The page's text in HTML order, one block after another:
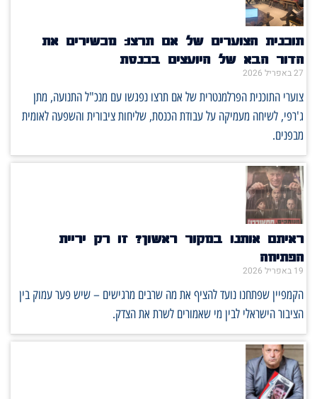
תוכנית הצוערים של אם תרצו: מכשירים את
הדור הבא של היועצים בכנסת
27 באפריל 2026
צוערי התוכנית הפרלמנטרית של אם תרצו נפגשו עם מנכ"ל התנועה, מתן
ג'רפי, לשיחה מעמיקה על עבודת הכנסת, שליחות ציבורית והשפעה לאומית
מבפנים.
ראיתם אותנו במקור ראשון? זו רק יריית
הפתיחה
19 באפריל 2026
הקמפיין שפתחנו נועד להציף את מה שרבים מרגישים – שיש פער עמוק בין
הציבור הישראלי לבין מי שאמורים לשרת את הצדק.